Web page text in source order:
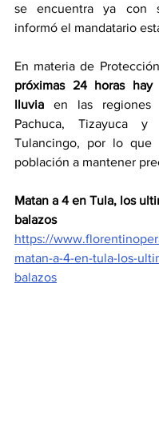
se encuentra ya con
informó el mandatario
En materia de
próximas 24 horas hay
lluvia en las regiones
Pachuca, Tizayuca
Tulancingo, por lo
población a mantener
Matan a 4 en Tula, los
balazos
https://
matan-a-4-en-tula-los-
balazos